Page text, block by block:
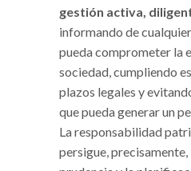
gestión activa,
informando de
pueda comprometer la
sociedad, cumpliendo
plazos legales y
que pueda generar un
La responsabilidad
persigue,